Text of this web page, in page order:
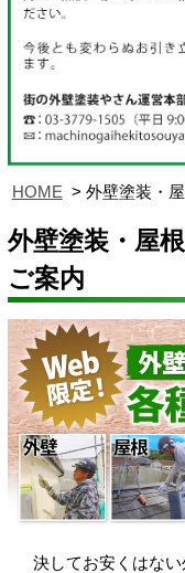
HOME 外壁塗装・
外壁塗装・屋
ご案内
決してお安くはない